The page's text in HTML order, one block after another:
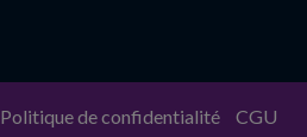
Politique de confidentialité CGU